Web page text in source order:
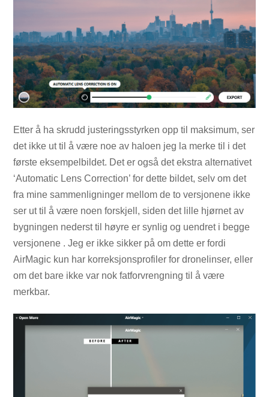
Etter å ha skrudd justeringsstyrken opp til maksimum, ser
det ikke ut til å være noe av haloen jeg la merke til i det
første eksempelbildet. Det er også det ekstra alternativet
‘Automatic Lens Correction’ for dette bildet, selv om det
fra mine sammenligninger mellom de to versjonene ikke
ser ut til å være noen forskjell, siden det lille hjørnet av
bygningen nederst til høyre er synlig og uendret i begge
versjonene . Jeg er ikke sikker på om dette er fordi
AirMagic kun har korreksjonsprofiler for dronelinser, eller
om det bare ikke var nok fatforvrengning til å være
merkbar.